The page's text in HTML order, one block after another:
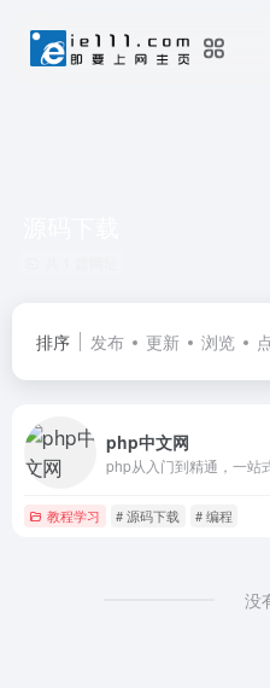
排序 发布 更新 浏览
php中文网
php从入门到精通，一站
教程学习 # 源码下载 # 编程
没